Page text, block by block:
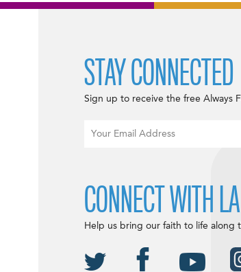
STAY CONNECTED
Sign up to receive the free Always
CONNECT WITH
Help us bring our faith to life along